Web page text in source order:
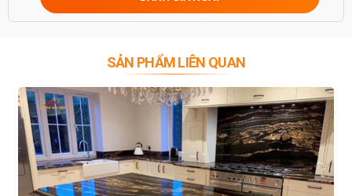
0946916986
SẢN PHẨM LIÊN QUAN